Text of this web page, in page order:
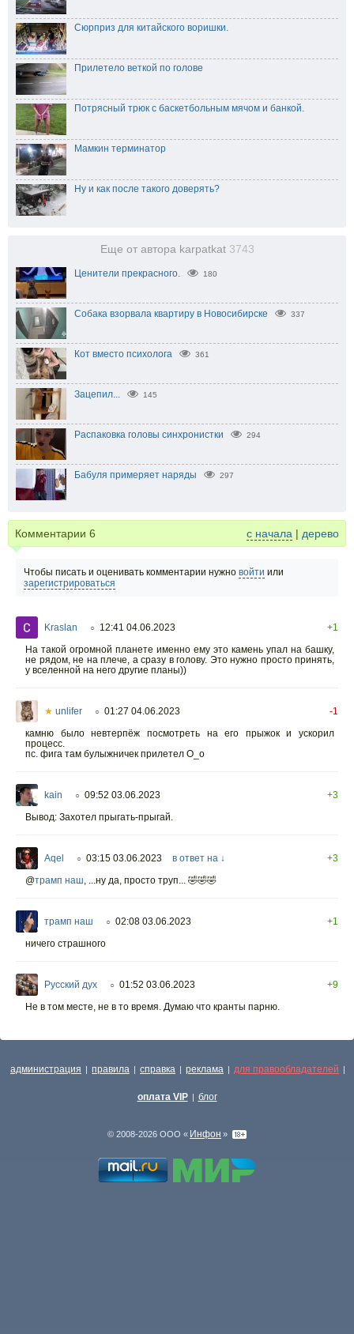
Сюрприз для китайского воришки.
Прилетело веткой по голове
Потрясный трюк с баскетбольным мячом и банкой.
Мамкин терминатор
Ну и как после такого доверять?
Еще от автора karpatkat 3743
Ценители прекрасного. 180
Собака взорвала квартиру в Новосибирске 337
Кот вместо психолога 361
Зацепил... 145
Распаковка головы синхронистки 294
Бабуля примеряет наряды 297
Комментарии 6 с начала | дерево
Чтобы писать и оценивать комментарии нужно войти или
зарегистрироваться
Kraslan ○ 12:41 04.06.2023
+1
На такой огромной планете именно ему это камень упал на башку,
не рядом, не на плече, а сразу в голову. Это нужно просто принять,
у вселенной на него другие планы))
★ unlifer ○ 01:27 04.06.2023
-1
камню было невтерпёж посмотреть на его прыжок и ускорил
процесс.
пс. фига там булыжничек прилетел О_о
kain ○ 09:52 03.06.2023
+3
Вывод: Захотел прыгать-прыгай.
Aqel ○ 03:15 03.06.2023 в ответ на ↓
+3
@трамп наш ...ну да, просто труп... 🤣🤣🤣
трамп наш ○ 02:08 03.06.2023
+1
ничего страшного
Русский дух ○ 01:52 03.06.2023
+9
Не в том месте, не в то время. Думаю что кранты парню.
администрация | правила | справка | реклама | для правообладателей |
оплата VIP | блог
© 2008-2026 ООО « Инфон »